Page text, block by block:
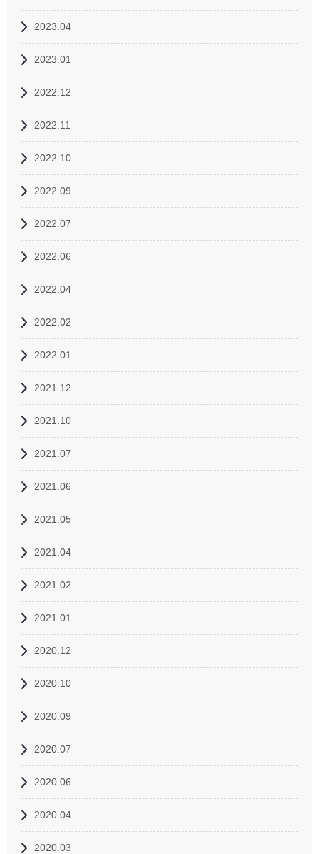
2023.04
2023.01
2022.12
2022.11
2022.10
2022.09
2022.07
2022.06
2022.04
2022.02
2022.01
2021.12
2021.10
2021.07
2021.06
2021.05
2021.04
2021.02
2021.01
2020.12
2020.10
2020.09
2020.07
2020.06
2020.04
2020.03